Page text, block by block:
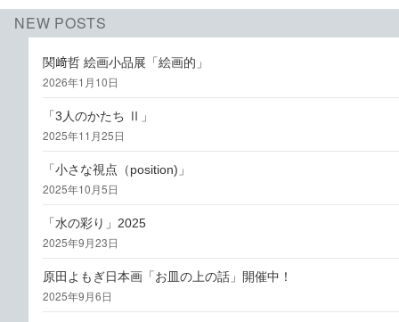
ビ
NEW POSTS
関﨑哲 絵画小品展「絵画的」
2026年1月10日
「3人のかたち Ⅱ」
2025年11月25日
「小さな視点（position)」
2025年10月5日
「水の彩り」2025
2025年9月23日
原田よもぎ日本画「お皿の上の話」開催中！
2025年9月6日